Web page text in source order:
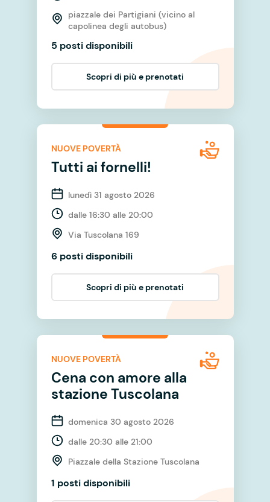
piazzale dei Partigiani (vicino al
capolinea degli autobus)
5 posti disponibili
Scopri di più e prenotati
NUOVE POVERTÀ
Tutti ai fornelli!
lunedì 31 agosto 2026
dalle 16:30 alle 20:00
Via Tuscolana 169
6 posti disponibili
Scopri di più e prenotati
NUOVE POVERTÀ
Cena con amore alla
stazione Tuscolana
domenica 30 agosto 2026
dalle 20:30 alle 21:00
Piazzale della Stazione Tuscolana
1 posti disponibili